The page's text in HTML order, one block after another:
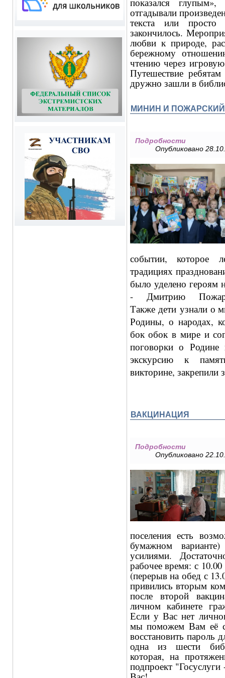
отгадывали
текста или
закончилось.
любви к природе,
бережному
чтению через
Путешествие
дружно зашли в
МИНИН И
Подробности
Опубликовано
событии, которое
традициях
было уделено героям
- Дмитрию
Также дети узнали о
Родины, о народах,
бок обок в мире и
поговорки о
экскурсию к
викторине, закрепили
ВАКЦИНАЦИЯ
Подробности
Опубликовано
поселения есть
бумажном
усилиями.
рабочее время: с
(перерыв на обед с
привились вторым
после второй
личном кабинете
Если у Вас нет
мы поможем Вам её
восстановить пароль
одна из шести
которая, на
подпроект